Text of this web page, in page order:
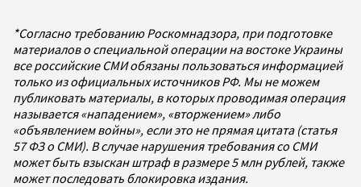
*Согласно требованию Роскомнадзора, при подготовке
материалов о специальной операции на востоке Украины
все российские СМИ обязаны пользоваться информацией
только из официальных источников РФ. Мы не можем
публиковать материалы, в которых проводимая операция
называется «нападением», «вторжением» либо
«объявлением войны», если это не прямая цитата (статья
57 ФЗ о СМИ). В случае нарушения требования со СМИ
может быть взыскан штраф в размере 5 млн рублей, также
может последовать блокировка издания.